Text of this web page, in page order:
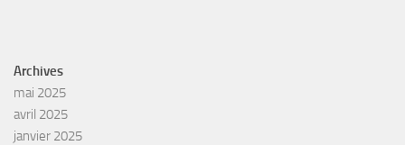
Archives
mai 2025
avril 2025
janvier 2025